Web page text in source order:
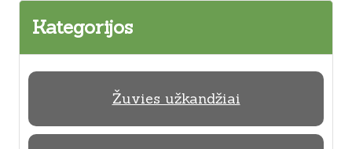
Kategorijos
Žuvies užkandžiai